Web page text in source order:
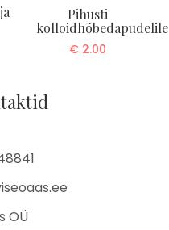
Pihusti
kolloidhõbedapudelile
€2.00
OÜ